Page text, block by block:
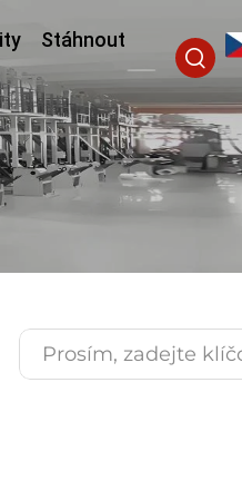
Stáhnout